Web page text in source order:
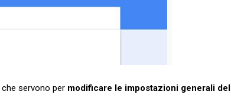
servono per modificare le impostazioni generali del